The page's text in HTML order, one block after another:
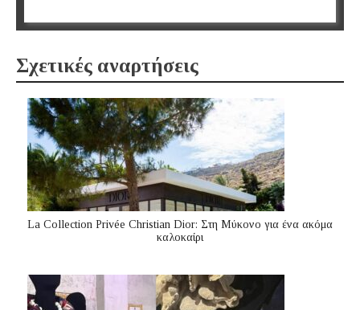
Σχετικές αναρτήσεις
La Collection Privée Christian Dior: Στη Μύκονο για ένα ακόμα
καλοκαίρι